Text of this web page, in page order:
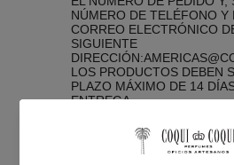
NÚMERO DE TELÉFONO Y
CORREO ELECTRÓNICO
SIGUIENTE
DIRECCIÓN:
LOS PRODUCTOS DEBEN
PLAZO MÁXIMO DE 14
ENTREGA.
CORRERÁN POR CUENTA
LA DEVOLUCIÓN DEBE
CLIENTE A LA DIRECCIÓN